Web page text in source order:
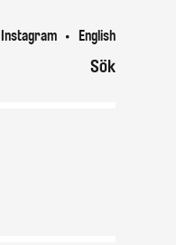
Instagram English
Sök